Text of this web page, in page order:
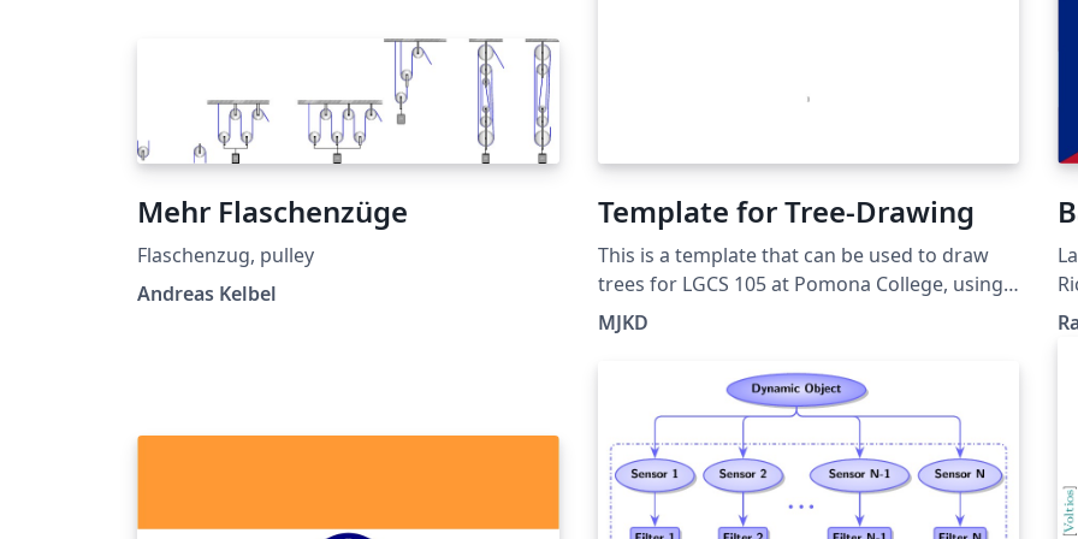
Mehr Flaschenzüge
Flaschenzug, pulley
Andreas Kelbel
Template for Tree-Drawing
This is a template that can be used to draw
trees for LGCS 105 at Pomona College, using
qtree and tree-dvips.
MJKD